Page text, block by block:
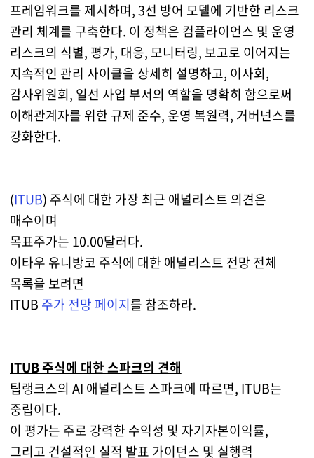
프레임워크를 제시하며, 3선 방어 모델에 기반한 리스크
관리 체계를 구축한다. 이 정책은 컴플라이언스 및 운영
리스크의 식별, 평가, 대응, 모니터링, 보고로 이어지는
지속적인 관리 사이클을 상세히 설명하고, 이사회,
감사위원회, 일선 사업 부서의 역할을 명확히 함으로써
이해관계자를 위한 규제 준수, 운영 복원력, 거버넌스를
강화한다.
(ITUB) 주식에 대한 가장 최근 애널리스트 의견은
매수이며
목표주가는 10.00달러다.
이타우 유니방코 주식에 대한 애널리스트 전망 전체
목록을 보려면
ITUB 주가 전망 페이지를 참조하라.
ITUB 주식에 대한 스파크의 견해
팁랭크스의 AI 애널리스트 스파크에 따르면, ITUB는
중립이다.
이 평가는 주로 강력한 수익성 및 자기자본이익률,
그리고 건설적인 실적 발표 가이던스 및 실행력